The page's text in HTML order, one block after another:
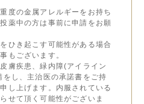
度の金属アレルギーをお持ち
薬中の方は事前に申請をお願
ひき起こす可能性がある場合
もございます。
膚疾患、緑内障(アイライン
し、主治医の承諾書をご持
し上げます。内服されている
せて頂く可能性がございま